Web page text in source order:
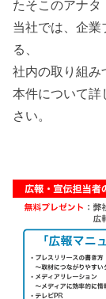
たそこのアナタ
当社では、企業
る、
社内の取り組み
本件について詳
さい。